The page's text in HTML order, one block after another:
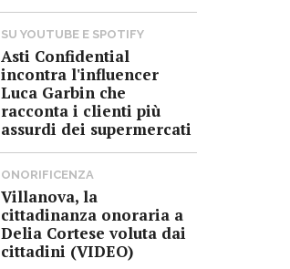
SU YOUTUBE E SPOTIFY
Asti Confidential
incontra l'influencer
Luca Garbin che
racconta i clienti più
assurdi dei supermercati
ONORIFICENZA
Villanova, la
cittadinanza onoraria a
Delia Cortese voluta dai
cittadini (VIDEO)